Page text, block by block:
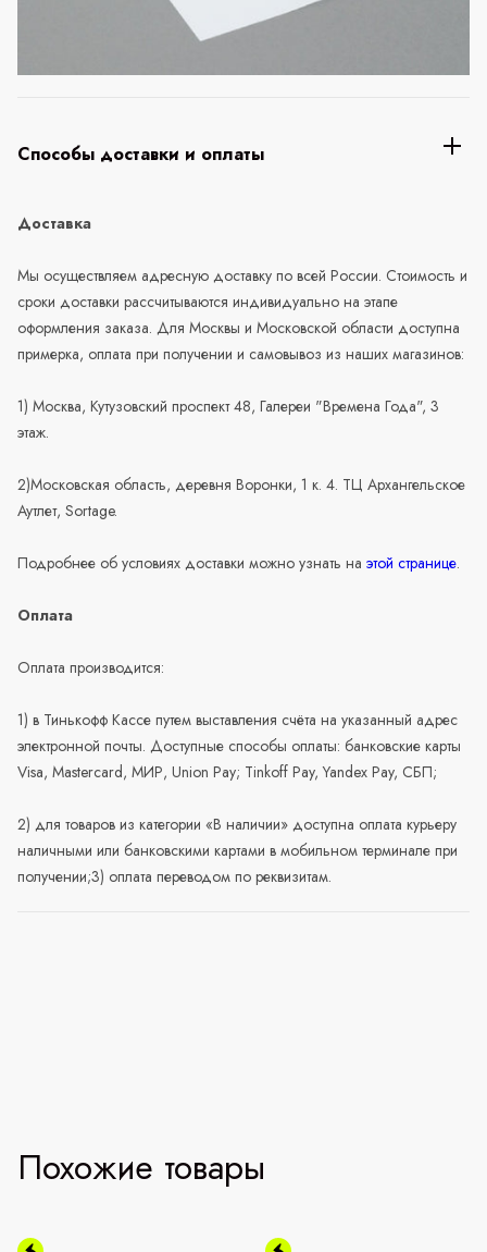
Способы доставки и оплаты
Доставка
Мы осуществляем адресную доставку по всей России. Стоимость и
сроки доставки рассчитываются индивидуально на этапе
оформления заказа. Для Москвы и Московской области доступна
примерка, оплата при получении и самовывоз из наших магазинов:
1) Москва, Кутузовский проспект 48, Галереи "Времена Года", 3
этаж.
2)Московская область, деревня Воронки, 1 к. 4. ТЦ Архангельское
Аутлет, Sortage.
Подробнее об условиях доставки можно узнать на этой странице.
Оплата
Оплата производится:
1) в Тинькофф Кассе путем выставления счёта на указанный адрес
электронной почты. Доступные способы оплаты: банковские карты
Visa, Mastercard, МИР, Union Pay; Tinkoff Pay, Yandex Pay, СБП;
2) для товаров из категории «В наличии» доступна оплата курьеру
наличными или банковскими картами в мобильном терминале при
получении;3) оплата переводом по реквизитам.
Похожие товары